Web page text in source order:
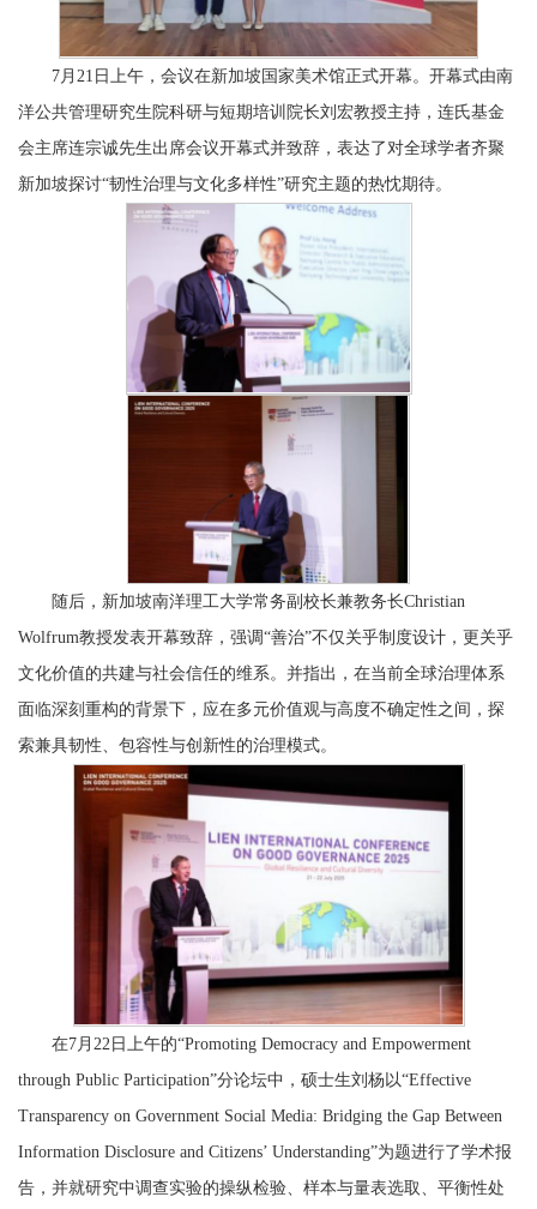
7月21日上午，会议在新加坡国家美术馆正式开幕。开幕式由南
洋公共管理研究生院科研与短期培训院长刘宏教授主持，连氏基金
会主席连宗诚先生出席会议开幕式并致辞，表达了对全球学者齐聚
新加坡探讨“韧性治理与文化多样性”研究主题的热忱期待。
随后，新加坡南洋理工大学常务副校长兼教务长Christian
Wolfrum教授发表开幕致辞，强调“善治”不仅关乎制度设计，更关乎
文化价值的共建与社会信任的维系。并指出，在当前全球治理体系
面临深刻重构的背景下，应在多元价值观与高度不确定性之间，探
索兼具韧性、包容性与创新性的治理模式。
在7月22日上午的“Promoting Democracy and Empowerment
through Public Participation”分论坛中，硕士生刘杨以“Effective
Transparency on Government Social Media: Bridging the Gap Between
Information Disclosure and Citizens’ Understanding”为题进行了学术报
告，并就研究中调查实验的操纵检验、样本与量表选取、平衡性处